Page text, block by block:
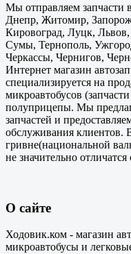
Мы отправляем запчасти
Днепр, Житомир,
Кировоград, Луцк,
Сумы, Тернополь,
Черкассы, Чернигов,
Интернет магазин
специализируется на
микроавтобусов
полуприцепы. Мы
запчастей и
обслуживания клиентов.
гривне(национальной
не значительно
О сайте
Ходовик.ком - магазин
микроавтобусы и